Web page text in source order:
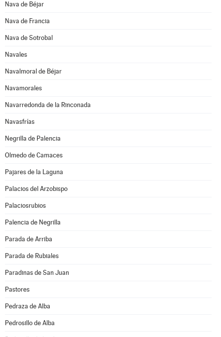
Nava de Béjar
Nava de Francia
Nava de Sotrobal
Navales
Navalmoral de Béjar
Navamorales
Navarredonda de la Rinconada
Navasfrías
Negrilla de Palencia
Olmedo de Camaces
Pajares de la Laguna
Palacios del Arzobispo
Palaciosrubios
Palencia de Negrilla
Parada de Arriba
Parada de Rubiales
Paradinas de San Juan
Pastores
Pedraza de Alba
Pedrosillo de Alba